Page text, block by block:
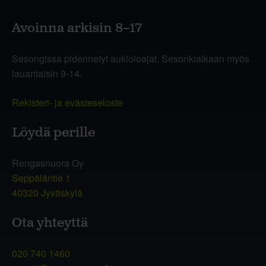
Avoinna arkisin 8–17
Sesongissa pidennetyt aukioloajat. Sesonkiaikaan myös
lauantaisin 9-14.
Rekisteri- ja evästeseloste
Löydä perille
Rengasnuora Oy
Seppäläntie 1
40320 Jyväskylä
Ota yhteyttä
020 740 1460